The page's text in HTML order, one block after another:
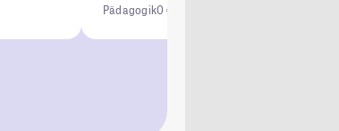
Pädagogik0 € Studiengebühren